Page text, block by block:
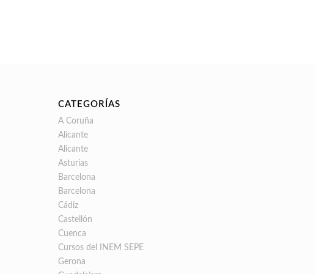
CATEGORÍAS
A Coruña
Alicante
Alicante
Asturias
Barcelona
Barcelona
Cádiz
Castellón
Cuenca
Cursos del INEM SEPE
Gerona